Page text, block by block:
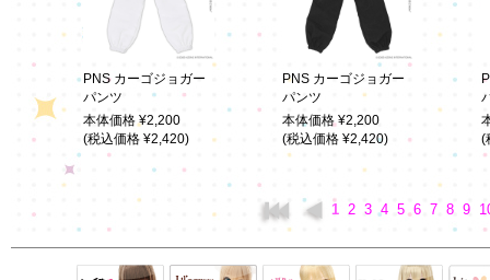
PNS カーゴジョガー
パンツ
本体価格 ¥2,200
(税込価格 ¥2,420)
PNS カーゴジョガー
パンツ
本体価格 ¥2,200
(税込価格 ¥2,420)
(
1 2 3 4 5 6 7 8 9